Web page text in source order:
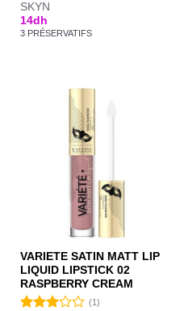
SKYN
14dh
3 PRÉSERVATIFS
VARIETE SATIN MATT LIP
LIQUID LIPSTICK 02
RASPBERRY CREAM
(1)